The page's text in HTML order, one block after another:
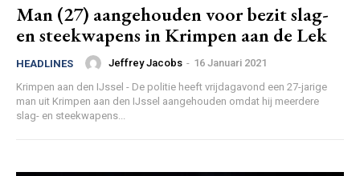
Man (27) aangehouden voor bezit slag-
en steekwapens in Krimpen aan de Lek
HEADLINES Jeffrey Jacobs - 16 Januari 2021
Krimpen aan den IJssel - De politie heeft vrijdagavond een 27-jarige
man uit Krimpen aan den IJssel aangehouden omdat hij meerdere
slag- en steekwapens...